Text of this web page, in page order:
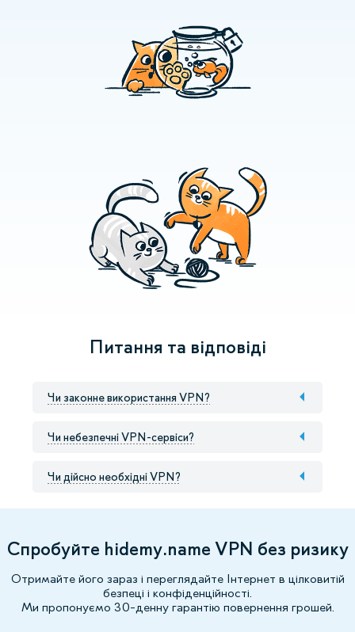
Питання та відповіді
Чи законне використання VPN?
Чи небезпечні VPN-сервіси?
Чи дійсно необхідні VPN?
Спробуйте hidemy.name VPN без ризику
Отримайте його зараз і переглядайте Інтернет в цілковитій
безпеці і конфіденційності.
Ми пропонуємо 30-денну гарантію повернення грошей.